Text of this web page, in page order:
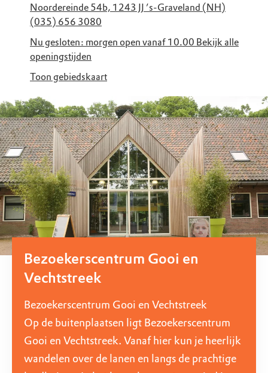
Noordereinde 54b, 1243 JJ ’s-Graveland (NH)
(035) 656 3080
Nu gesloten: morgen open vanaf 10.00 Bekijk alle
openingstijden
Toon gebiedskaart
Bezoekerscentrum Gooi en
Vechtstreek
Bezoekerscentrum Gooi en Vechtstreek
Op de buitenplaatsen ligt Bezoekerscentrum
Gooi en Vechtstreek. Vanaf hier kun je heerlijk
wandelen over de lanen en langs de prachtige